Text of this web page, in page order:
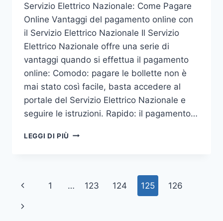
Servizio Elettrico Nazionale: Come Pagare
Online Vantaggi del pagamento online con
il Servizio Elettrico Nazionale Il Servizio
Elettrico Nazionale offre una serie di
vantaggi quando si effettua il pagamento
online: Comodo: pagare le bollette non è
mai stato così facile, basta accedere al
portale del Servizio Elettrico Nazionale e
seguire le istruzioni. Rapido: il pagamento…
LEGGI DI PIÙ SERVIZIO
ONLINE
Navigazione
pagina
Pagina
Precedente
1 … 123 124 125 126
Pagina